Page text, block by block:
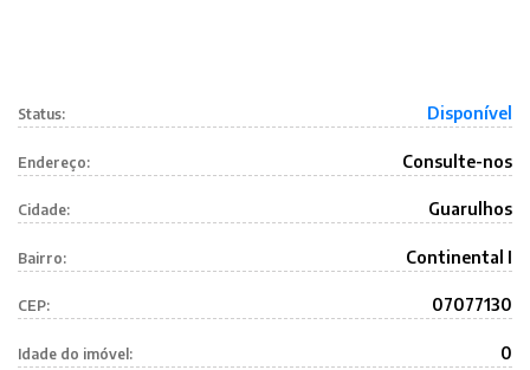
Status: Disponível
Endereço: Consulte-nos
Cidade: Guarulhos
Bairro: Continental I
CEP: 07077130
Idade do imóvel: 0